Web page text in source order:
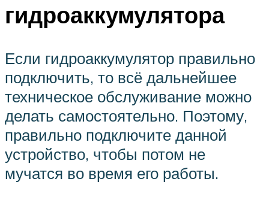
гидроаккумулятора
Если гидроаккумулятор правильно
подключить, то всё дальнейшее
техническое обслуживание можно
делать самостоятельно. Поэтому,
правильно подключите данной
устройство, чтобы потом не
мучатся во время его работы.